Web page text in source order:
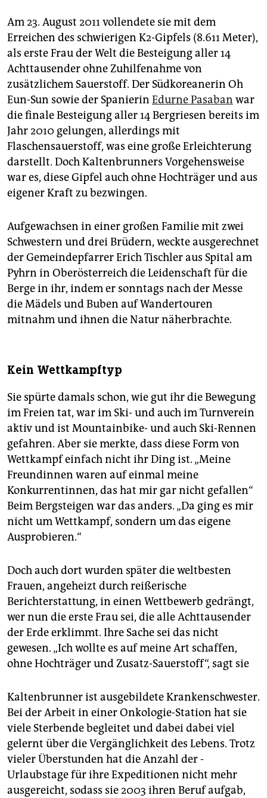
Am 23. August 2011 vollendete sie mit dem
Erreichen des schwierigen K2-Gipfels (8.611 Meter),
als erste Frau der Welt die Besteigung aller 14
Achttausender ohne Zuhilfenahme von
zusätzlichem Sauerstoff. Der Südkoreanerin Oh
Eun-Sun sowie der Spanierin Edurne Pasaban war
die finale Besteigung aller 14 Bergriesen bereits im
Jahr 2010 gelungen, allerdings mit
Flaschensauerstoff, was eine große Erleichterung
darstellt. Doch Kaltenbrunners Vorgehensweise
war es, diese Gipfel auch ohne Hochträger und aus
eigener Kraft zu bezwingen.
Aufgewachsen in einer großen Familie mit zwei
Schwestern und drei Brüdern, weckte ausgerechnet
der Gemeindepfarrer Erich Tischler aus Spital am
Pyhrn in Oberösterreich die Leidenschaft für die
Berge in ihr, indem er sonntags nach der Messe
die Mädels und Buben auf Wandertouren
mitnahm und ihnen die Natur näherbrachte.
Kein Wettkampftyp
Sie spürte damals schon, wie gut ihr die Bewegung
im Freien tat, war im Ski- und auch im Turnverein
aktiv und ist Mountainbike- und auch Ski-Rennen
gefahren. Aber sie merkte, dass diese Form von
Wettkampf einfach nicht ihr Ding ist. „Meine
Freundinnen waren auf einmal meine
Konkurrentinnen, das hat mir gar nicht gefallen“
Beim Bergsteigen war das anders. „Da ging es mir
nicht um Wettkampf, sondern um das eigene
Ausprobieren.“
Doch auch dort wurden später die weltbesten
Frauen, angeheizt durch reißerische
Berichterstattung, in einen Wettbewerb gedrängt,
wer nun die erste Frau sei, die alle Achttausender
der Erde erklimmt. Ihre Sache sei das nicht
gewesen. „Ich wollte es auf meine Art schaffen,
ohne Hochträger und Zusatz-Sauerstoff“, sagt sie
Kaltenbrunner ist ausgebildete Krankenschwester.
Bei der Arbeit in einer Onkologie-Station hat sie
viele Sterbende begleitet und dabei dabei viel
gelernt über die Vergänglichkeit des Lebens. Trotz
vieler Überstunden hat die Anzahl der ­
Urlaubstage für ihre Expeditionen nicht mehr
ausgereicht, sodass sie 2003 ihren Beruf aufgab,